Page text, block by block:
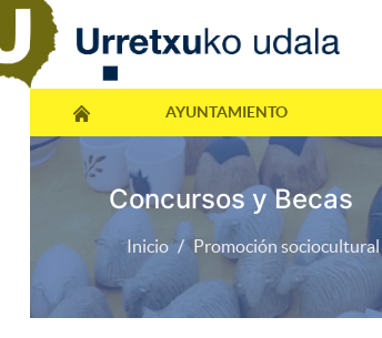
AYUNTAMIENTO
Concursos y Becas
Inicio Promoción sociocultural